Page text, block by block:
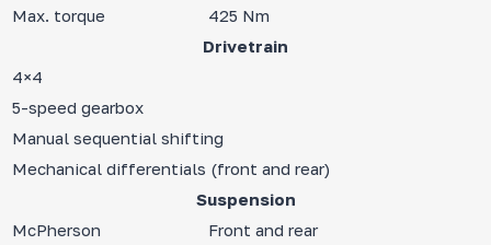
Max. torque
425 Nm
Drivetrain
4×4
5-speed gearbox
Manual sequential shifting
Mechanical differentials (front and rear)
Suspension
McPherson
Front and rear